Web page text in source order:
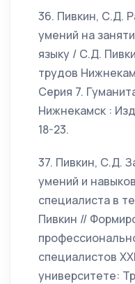
36. Пивкин, С.Д.
умений на
языку / С.Д.
трудов
Серия 7.
Нижнекамск :
18-23.
37. Пивкин, С.Д.
умений и
специалиста в
Пивкин //
специалистов
университете: